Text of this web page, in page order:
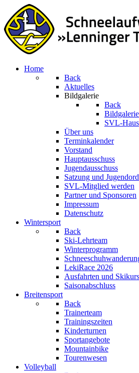
Home
Back
Aktuelles
Bildgalerie
Back
SVL-Haus
Über uns
Terminkalender
Vorstand
Hauptausschuss
Jugendausschuss
Satzung und
SVL-Mitglied werden
Partner und Sponsoren
Impressum
Datenschutz
Wintersport
Back
Ski-Lehrteam
Winterprogramm
LekiRace 2026
Ausfahrten und
Saisonabschluss
Breitensport
Back
Trainerteam
Trainingszeiten
Kinderturnen
Sportangebote
Mountainbike
Tourenwesen
Volleyball